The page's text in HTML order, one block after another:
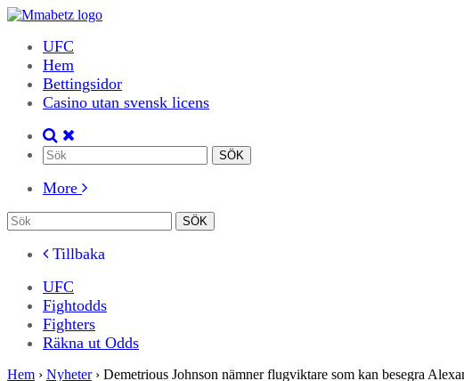
UFC
Hem
Bettingsidor
Casino utan svensk licens
More
Tillbaka
UFC
Fightodds
Fighters
Räkna ut Odds
Hem › Nyheter› Demetrious Johnson nämner flugviktare som kan besegra